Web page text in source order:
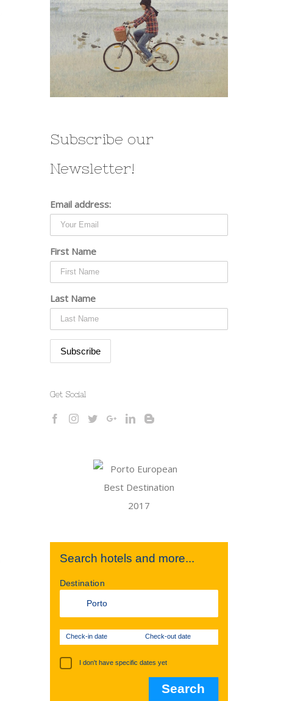
Subscribe our
Newsletter!
Email address:
First Name
Last Name
Get Social
Search hotels and more...
Destination
Check-in date Check-out date
I don't have specific dates yet